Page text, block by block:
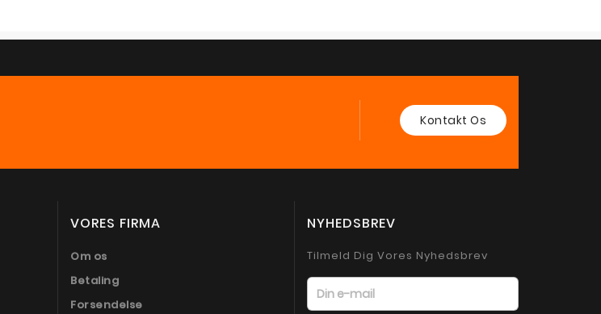
Kontakt Os
VORES FIRMA
Om os
Betaling
Forsendelse
NYHEDSBREV
Tilmeld Dig Vores Nyhedsbrev